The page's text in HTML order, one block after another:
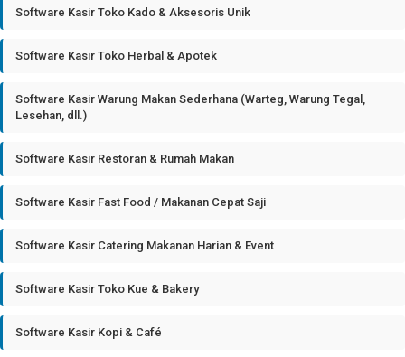
Software Kasir Toko Kado & Aksesoris Unik
Software Kasir Toko Herbal & Apotek
Software Kasir Warung Makan Sederhana (Warteg, Warung Tegal,
Lesehan, dll.)
Software Kasir Restoran & Rumah Makan
Software Kasir Fast Food / Makanan Cepat Saji
Software Kasir Catering Makanan Harian & Event
Software Kasir Toko Kue & Bakery
Software Kasir Kopi & Café